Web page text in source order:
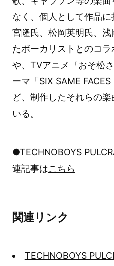
なく、個人として作品
宮隆氏、松岡英明氏、
たボーカリストとのコ
や、TVアニメ『おそ松
ーマ「SIX SAME
ど、制作したそれらの
いる。
●TECHNOBOYS
連記事はこちら
関連リンク
TECHNOBOYS